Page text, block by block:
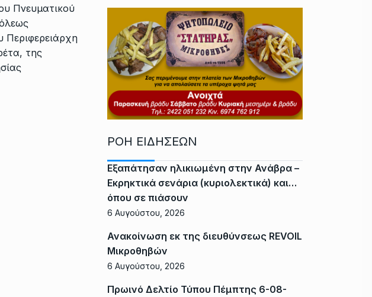
Πνευματικού
Περιφερειάρχη
της
ΡΟΗ ΕΙΔΗΣΕΩΝ
Εξαπάτησαν ηλικιωμένη στην Ανάβρα –
Εκρηκτικά σενάρια (κυριολεκτικά) και…
όπου σε πιάσουν
6 Αυγούστου, 2026
Ανακοίνωση εκ της διευθύνσεως REVOIL
Μικροθηβών
6 Αυγούστου, 2026
Πρωινό Δελτίο Τύπου Πέμπτης 6-08-